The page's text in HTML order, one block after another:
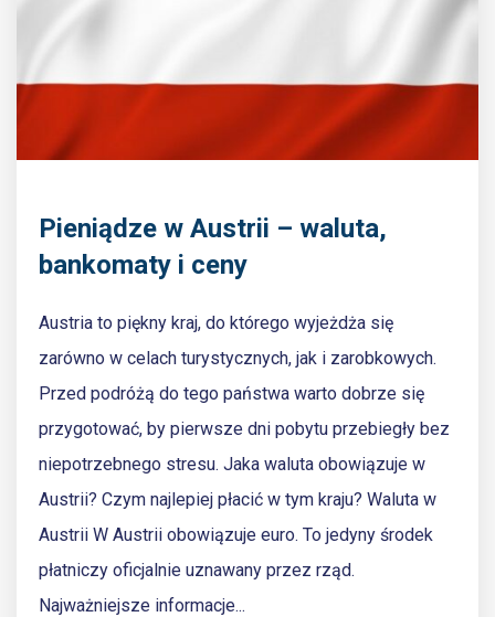
Pieniądze w Austrii – waluta,
bankomaty i ceny
Austria to piękny kraj, do którego wyjeżdża się
zarówno w celach turystycznych, jak i zarobkowych.
Przed podróżą do tego państwa warto dobrze się
przygotować, by pierwsze dni pobytu przebiegły bez
niepotrzebnego stresu. Jaka waluta obowiązuje w
Austrii? Czym najlepiej płacić w tym kraju? Waluta w
Austrii W Austrii obowiązuje euro. To jedyny środek
płatniczy oficjalnie uznawany przez rząd.
Najważniejsze informacje...